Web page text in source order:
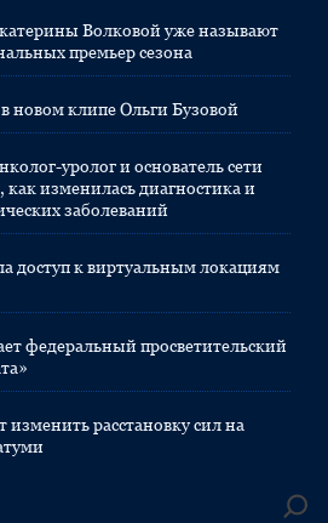
Волковой уже называют
премьер сезона
новом клипе Ольги Бузовой
уролог и основатель сети
изменилась диагностика и
заболеваний
доступ к виртуальным локациям
федеральный просветительский
расстановку сил на